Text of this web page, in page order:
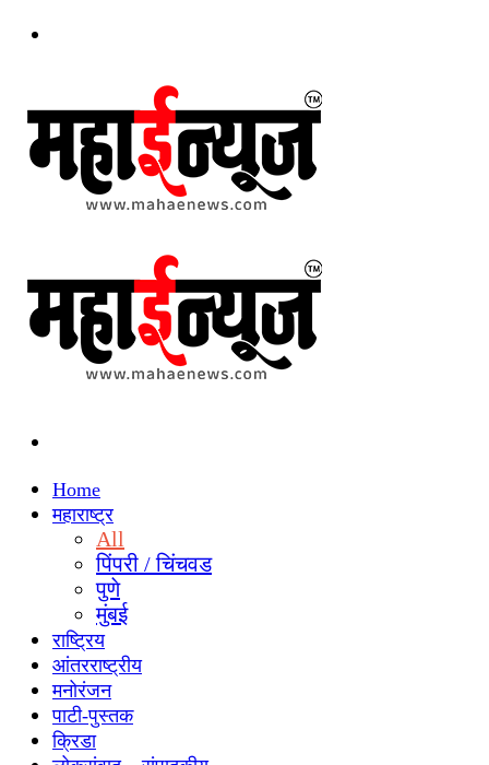
Home
महाराष्ट्र
All
पिंपरी / चिंचवड
पुणे
मुंबई
राष्ट्रिय
आंतरराष्ट्रीय
मनोरंजन
पाटी-पुस्तक
क्रिडा